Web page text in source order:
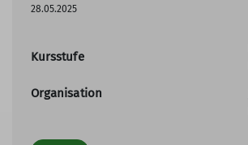
28.05.2025
Kursstufe
Organisation